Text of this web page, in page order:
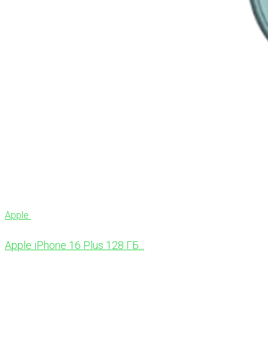
Apple
Apple iPhone 16 Plus 128 ГБ...